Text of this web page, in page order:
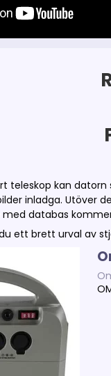
kan datorn
inladga. Utöver
med databas
ett brett urval av